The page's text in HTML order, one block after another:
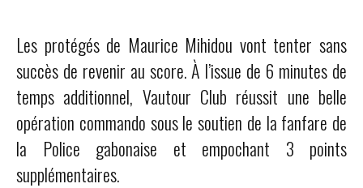
Les protégés de Maurice Mihidou vont tenter sans
succès de revenir au score. À l’issue de 6 minutes de
temps additionnel, Vautour Club réussit une belle
opération commando sous le soutien de la fanfare de
la Police gabonaise et empochant 3 points
supplémentaires.